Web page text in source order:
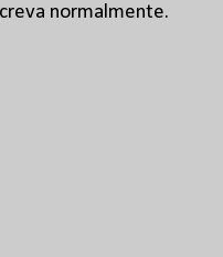
normalmente.